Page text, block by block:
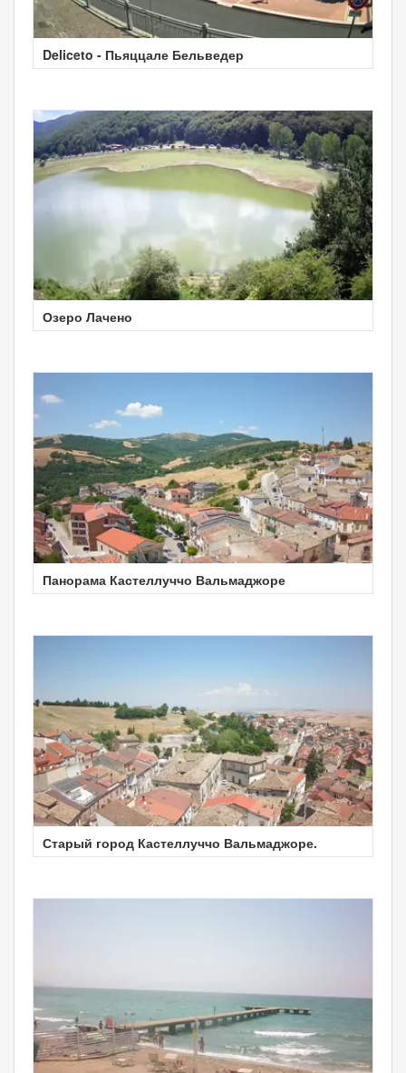
Deliceto - Пьяццале Бельведер
Озеро Лачено
Панорама Кастеллуччо Вальмаджоре
Старый город Кастеллуччо Вальмаджоре.